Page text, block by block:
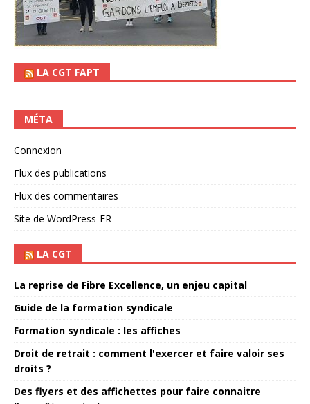
LA CGT FAPT
MÉTA
Connexion
Flux des publications
Flux des commentaires
Site de WordPress-FR
LA CGT
La reprise de Fibre Excellence, un enjeu capital
Guide de la formation syndicale
Formation syndicale : les affiches
Droit de retrait : comment l'exercer et faire valoir ses
droits ?
Des flyers et des affichettes pour faire connaitre